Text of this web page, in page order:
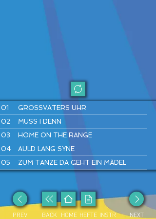
01
GROSSVATERS UHR
02
MUSS I DENN
03
HOME ON THE RANGE
04
AULD LANG SYNE
05
ZUM TANZE DA GEHT EIN MÄDEL
WARM UP
08
SIMPLE GIFTS
LUSTIG IST DAS ZIGEUNERLEBEN
PREV HEFTE
BACK INSTR
HOME NEXT